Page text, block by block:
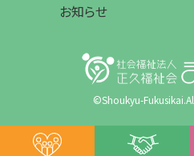
©Shoukyu-
お知らせ